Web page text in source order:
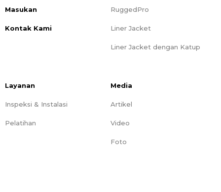
Masukan
Kontak Kami
RuggedPro
Liner Jacket
Liner Jacket dengan Katup
Layanan
Inspeksi & Instalasi
Pelatihan
Media
Artikel
Video
Foto